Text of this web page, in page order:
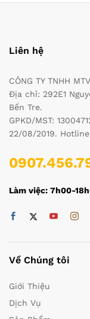
Liên hệ
CÔNG TY TNHH
Địa chỉ: 292E1
Bến Tre.
GPKD/MST:
22/08/2019.
Làm việc: 7h00-
Về Chúng tôi
Giới Thiệu
Dịch Vụ